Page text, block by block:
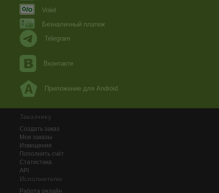
Volet
Безналичный платеж
Telegram
Вконтакте
Приложение для Android
Заказчику
Создать заказ
Мои заказы
Извещения
Пополнить счёт
Статистика
API
Исполнителю
Работа онлайн